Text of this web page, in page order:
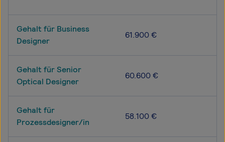
Gehalt für Business
Designer
61.900 €
Gehalt für Senior
Optical Designer
60.600 €
Gehalt für
Prozessdesigner/in
58.100 €